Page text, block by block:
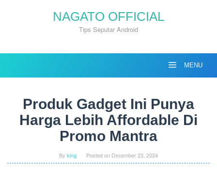
NAGATO OFFICIAL
Tips Seputar Android
MENU
Produk Gadget Ini Punya
Harga Lebih Affordable Di
Promo Mantra
By king Posted on December 23, 2024